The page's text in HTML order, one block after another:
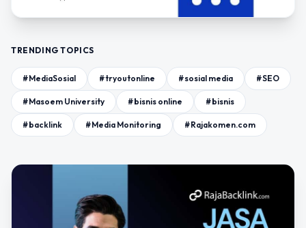
TRENDING TOPICS
#MediaSosial #tryoutonline #sosial media #SEO
#Masoem University #bisnis online #bisnis
#backlink #Media Monitoring #Rajakomen.com